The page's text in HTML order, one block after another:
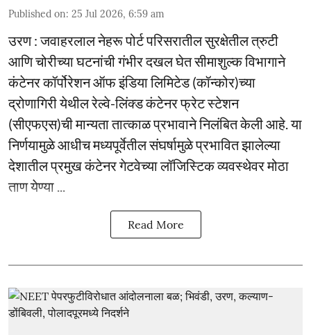
Published on: 25 Jul 2026, 6:59 am
उरण : जवाहरलाल नेहरू पोर्ट परिसरातील सुरक्षेतील त्रुटी
आणि चोरीच्या घटनांची गंभीर दखल घेत सीमाशुल्क विभागाने
कंटेनर कॉर्पोरेशन ऑफ इंडिया लिमिटेड (कॉन्कोर)च्या
द्रोणागिरी येथील रेल्वे-लिंक्ड कंटेनर फ्रेट स्टेशन
(सीएफएस)ची मान्यता तात्काळ प्रभावाने निलंबित केली आहे. या
निर्णयामुळे आधीच मध्यपूर्वेतील संघर्षामुळे प्रभावित झालेल्या
देशातील प्रमुख कंटेनर गेटवेच्या लॉजिस्टिक व्यवस्थेवर मोठा
ताण येण्या ...
Read More